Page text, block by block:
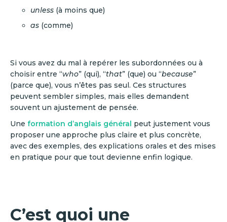
unless (à moins que)
as (comme)
Si vous avez du mal à repérer les subordonnées ou à
choisir entre “who” (qui), “that” (que) ou “because”
(parce que), vous n’êtes pas seul. Ces structures
peuvent sembler simples, mais elles demandent
souvent un ajustement de pensée.
Une formation d’anglais général peut justement vous
proposer une approche plus claire et plus concrète,
avec des exemples, des explications orales et des mises
en pratique pour que tout devienne enfin logique.
C’est quoi une